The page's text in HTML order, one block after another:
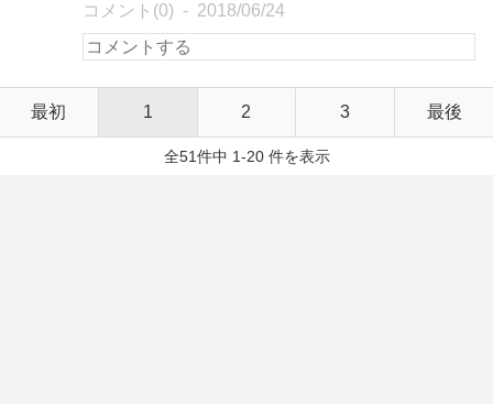
コメント(0) 2018/06/24
最初 1 2 3 最後
全51件中 1-20 件を表示